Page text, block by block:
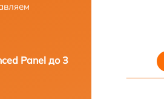
Panel до 3